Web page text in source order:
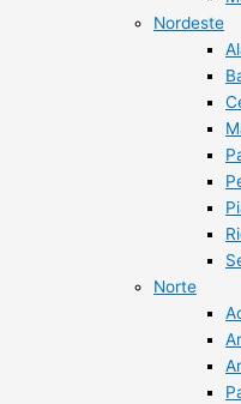
Nordeste
Norte